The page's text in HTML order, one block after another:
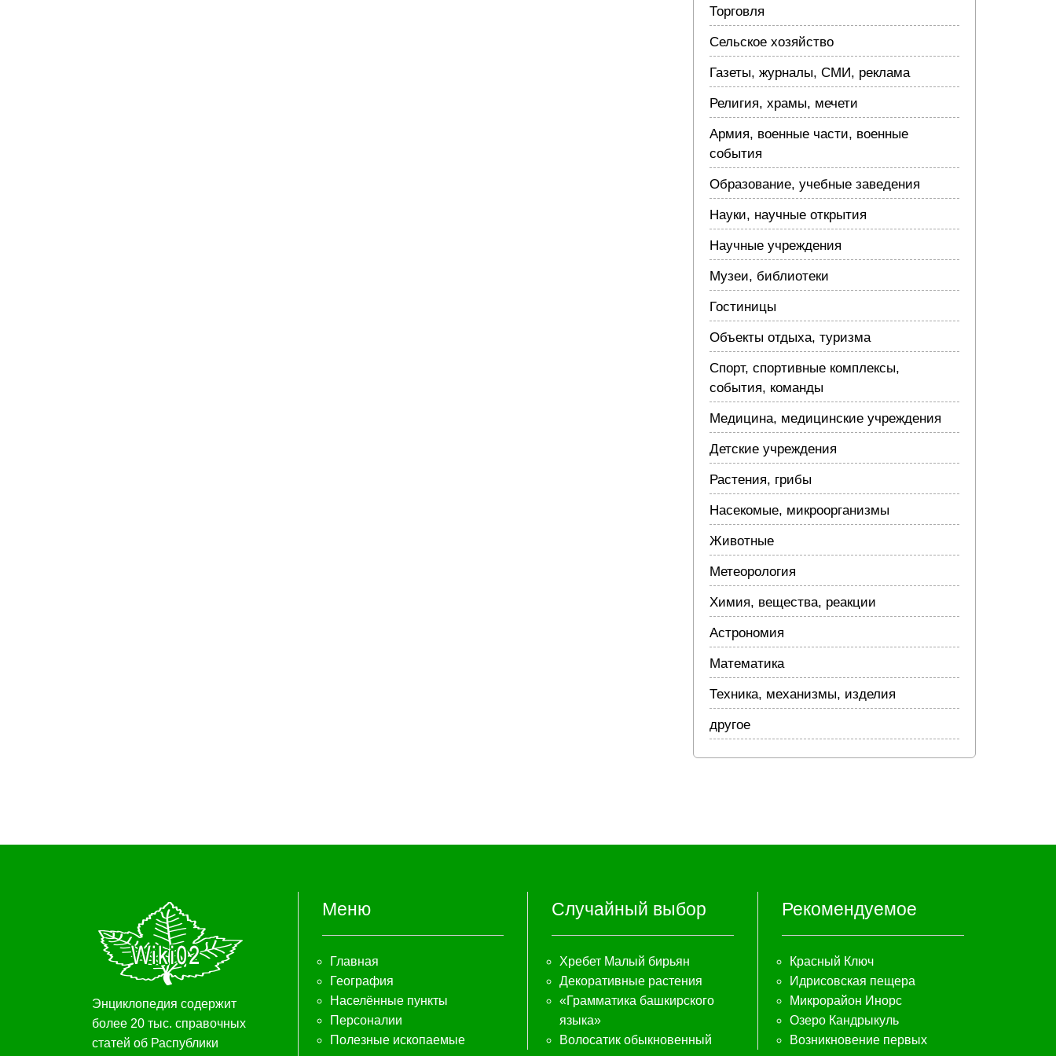
Торговля
Сельское хозяйство
Газеты, журналы, СМИ, реклама
Религия, храмы, мечети
Армия, военные части, военные
события
Образование, учебные заведения
Науки, научные открытия
Научные учреждения
Музеи, библиотеки
Гостиницы
Объекты отдыха, туризма
Спорт, спортивные комплексы,
события, команды
Медицина, медицинские учреждения
Детские учреждения
Растения, грибы
Насекомые, микроорганизмы
Животные
Метеорология
Химия, вещества, реакции
Астрономия
Математика
Техника, механизмы, изделия
другое
Энциклопедия содержит
более 20 тыс. справочных
статей об Распублики
Меню
Главная
География
Населённые пункты
Персоналии
Полезные ископаемые
Случайный выбор
Хребет Малый бирьян
Декоративные растения
«Грамматика башкирского
языка»
Волосатик обыкновенный
Рекомендуемое
Красный Ключ
Идрисовская пещера
Микрорайон Инорс
Озеро Кандрыкуль
Возникновение первых